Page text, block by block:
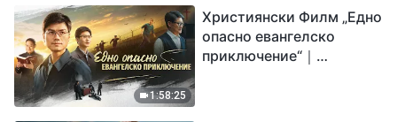
1:58:25
Християнски Филм „Едно
опасно евангелско
приключение“｜